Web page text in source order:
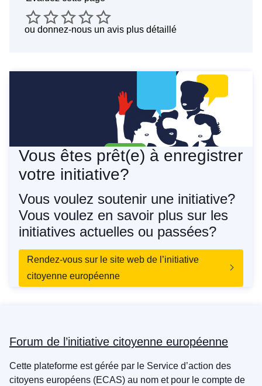
ou donnez-nous un avis plus détaillé
Vous êtes prêt(e) à enregistrer
votre initiative?
Vous voulez soutenir une initiative?
Vous voulez en savoir plus sur les
initiatives actuelles ou passées?
Rendez-vous sur le site web de l’initiative
citoyenne européenne
Forum de l’initiative citoyenne européenne
Cette plateforme est gérée par le Service d’action des
citoyens européens (ECAS) au nom et pour le compte de